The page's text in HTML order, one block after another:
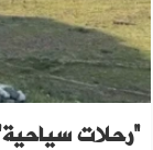
داخل سوريا..
“رحلات